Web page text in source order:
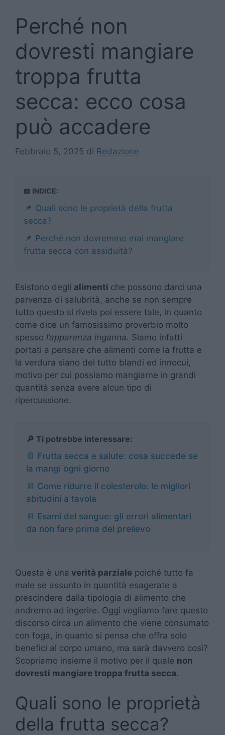
Perché non
dovresti mangiare
troppa frutta
secca: ecco cosa
può accadere
Febbraio 5, 2025 di Redazione
📖 INDICE:
📌 Quali sono le proprietà della frutta
secca?
📌 Perché non dovremmo mai mangiare
frutta secca con assiduità?
Esistono degli alimenti che possono darci una
parvenza di salubrità, anche se non sempre
tutto questo si rivela poi essere tale, in quanto
come dice un famosissimo proverbio molto
spesso l’apparenza inganna. Siamo infatti
portati a pensare che alimenti come la frutta e
la verdura siano del tutto blandi ed innocui,
motivo per cui possiamo mangiarne in grandi
quantità senza avere alcun tipo di
ripercussione.
🔎 Ti potrebbe interessare:
📄 Frutta secca e salute: cosa succede se
la mangi ogni giorno
📄 Come ridurre il colesterolo: le migliori
abitudini a tavola
📄 Esami del sangue: gli errori alimentari
da non fare prima del prelievo
Questa è una verità parziale poiché tutto fa
male se assunto in quantità esagerate a
prescindere dalla tipologia di alimento che
andremo ad ingerire. Oggi vogliamo fare questo
discorso circa un alimento che viene consumato
con foga, in quanto si pensa che offra solo
benefici al corpo umano, ma sarà davvero così?
Scopriamo insieme il motivo per il quale non
dovresti mangiare troppa frutta secca.
Quali sono le proprietà
della frutta secca?